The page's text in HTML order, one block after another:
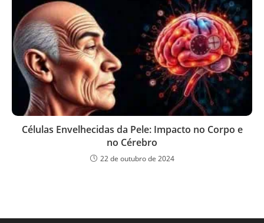
Células Envelhecidas da Pele: Impacto no Corpo e
no Cérebro
22 de outubro de 2024